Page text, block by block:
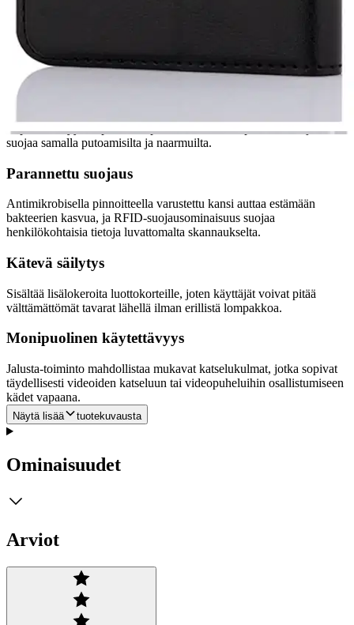
erillistä lompakkoa enää tarvita.
RFID-suojauksella varustettu kotelo suojaa ensisijaisesti bakteereilta
ja luvattomalta käytöltä. Jalusta-toiminto mahdollistaa handsfree-
katselun, joten se sopii videopuheluihin tai suosikkisisällön
suoratoistoon.
Toiminnallinen suunnittelu
Flip cover -tyylillä pääset helposti käsiksi matkapuhelimeesi ja se
suojaa samalla putoamisilta ja naarmuilta.
Parannettu suojaus
Antimikrobisella pinnoitteella varustettu kansi auttaa estämään
bakteerien kasvua, ja RFID-suojausominaisuus suojaa
henkilökohtaisia tietoja luvattomalta skannaukselta.
Kätevä säilytys
Sisältää lisälokeroita luottokorteille, joten käyttäjät voivat pitää
välttämättömät tavarat lähellä ilman erillistä lompakkoa.
Monipuolinen käytettävyys
Jalusta-toiminto mahdollistaa mukavat katselukulmat, jotka sopivat
täydellisesti videoiden katseluun tai videopuheluihin osallistumiseen
kädet vapaana.
Näytä lisää tuotekuvausta
Ominaisuudet
Arviot